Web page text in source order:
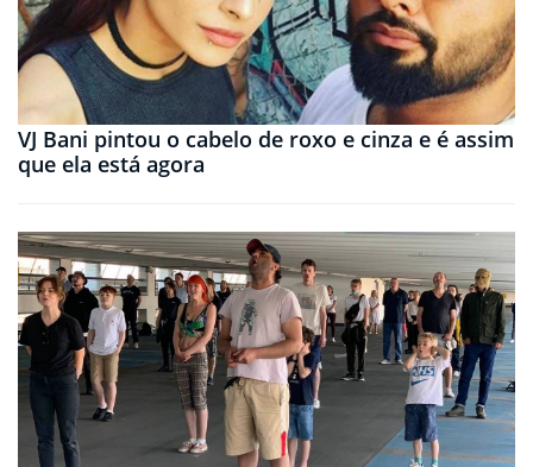
VJ Bani pintou o cabelo de roxo e cinza e é assim
que ela está agora